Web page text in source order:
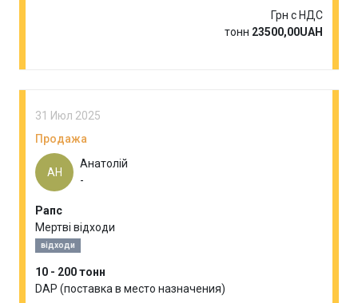
Грн с НДС
тонн 23500,00UAH
31 Июл 2025
Продажа
АН
Анатолій
-
Рапс
Мертві відходи
відходи
10 - 200 тонн
DAP (поставка в место назначения)